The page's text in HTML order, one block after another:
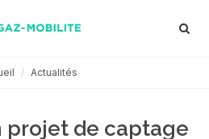
Actualités
projet de captage